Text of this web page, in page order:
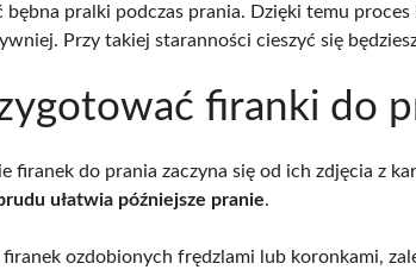
bębna pralki podczas prania. Dzięki temu
Przy takiej staranności cieszyć się
firanki do
firanek do prania zaczyna się od ich zdjęcia z
ułatwia późniejsze pranie.
ozdobionych frędzlami lub koronkami,